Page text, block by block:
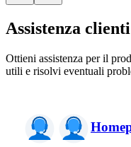
Assistenza
Ottieni assistenza per il
utili e risolvi eventuali